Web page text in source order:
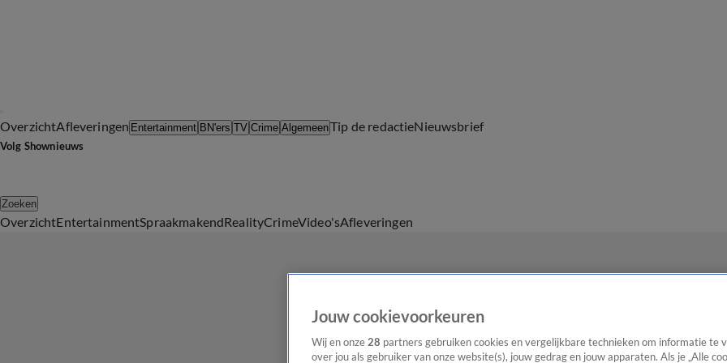
OverzichtAfleveringen Entertainment BN'ers TV Crime AlgemeenTip de redactieNieuwsbrief
Volg Shownieuws
Zoeken
OverzichtEntertainmentSpraakmakendRealityCrimeVideo'sAfleveringen
Jouw cookievoorkeuren
Wij en onze 28 partners gebruiken cookies en vergelijkbare technieken om informatie te
over jou als gebruiker van onze website(s), jouw gedrag en jouw apparaten. Als je „Alle